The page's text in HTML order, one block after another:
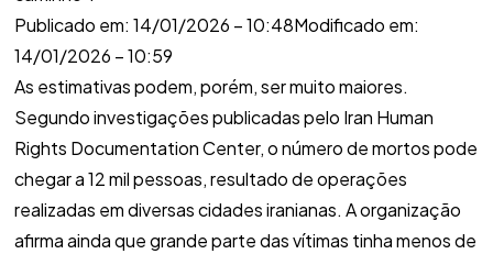
Publicado em: 14/01/2026 – 10:48Modificado em:
14/01/2026 – 10:59
As estimativas podem, porém, ser muito maiores.
Segundo investigações publicadas pelo Iran Human
Rights Documentation Center, o número de mortos pode
chegar a 12 mil pessoas, resultado de operações
realizadas em diversas cidades iranianas. A organização
afirma ainda que grande parte das vítimas tinha menos de